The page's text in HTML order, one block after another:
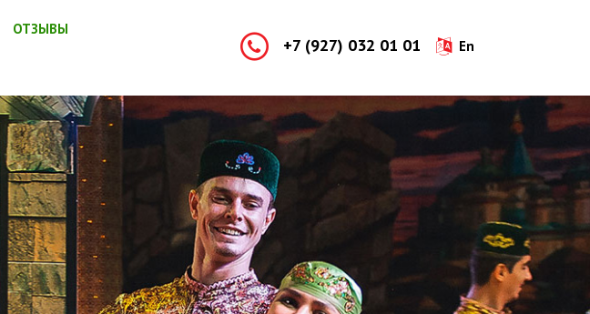
ОТЗЫВЫ
+7 (927) 032 01 01 En